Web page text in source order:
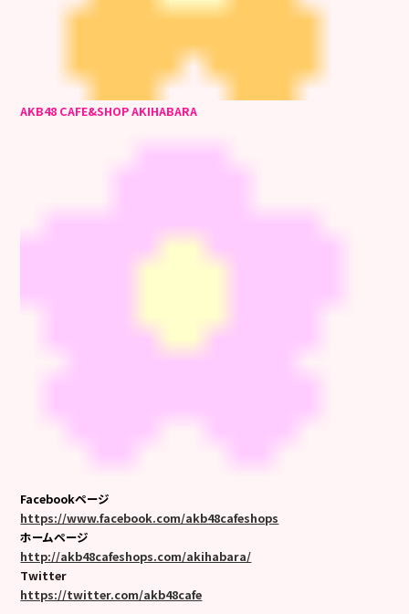
AKB48 CAFE&SHOP AKIHABARA
Facebookページ
https://www.facebook.com/akb48cafeshops
ホームページ
http://akb48cafeshops.com/akihabara/
Twitter
https://twitter.com/akb48cafe